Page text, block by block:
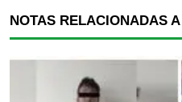
NOTAS RELACIONADAS